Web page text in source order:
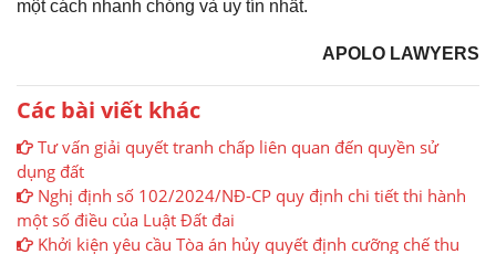
một cách nhanh chóng và uy tín nhất.
APOLO LAWYERS
Các bài viết khác
Tư vấn giải quyết tranh chấp liên quan đến quyền sử
dụng đất
Nghị định số 102/2024/NĐ-CP quy định chi tiết thi hành
một số điều của Luật Đất đai
Khởi kiện yêu cầu Tòa án hủy quyết định cưỡng chế thu